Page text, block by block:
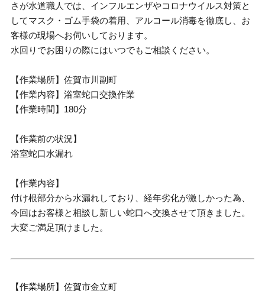
さが水道職人では、インフルエンザやコロナウイルス対策と
してマスク・ゴム手袋の着用、アルコール消毒を徹底し、お
客様の現場へお伺いしております。
水回りでお困りの際にはいつでもご相談ください。
【作業場所】佐賀市川副町
【作業内容】浴室蛇口交換作業
【作業時間】180分
【作業前の状況】
浴室蛇口水漏れ
【作業内容】
付け根部分から水漏れしており、経年劣化が激しかった為、
今回はお客様と相談し新しい蛇口へ交換させて頂きました。
大変ご満足頂けました。
【作業場所】佐賀市金立町